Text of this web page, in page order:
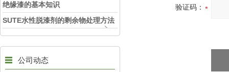
绝缘漆的基本知识
SUTE水性脱漆剂的剩余物处理方法
和环保要求
公司动态
验证码：